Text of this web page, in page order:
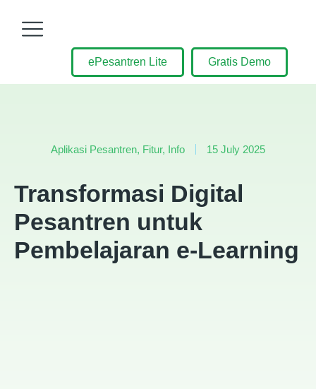
ePesantren Lite Gratis Demo
Aplikasi Pesantren, Fitur, Info 15 July 2025
Transformasi Digital
Pesantren untuk
Pembelajaran e-Learning